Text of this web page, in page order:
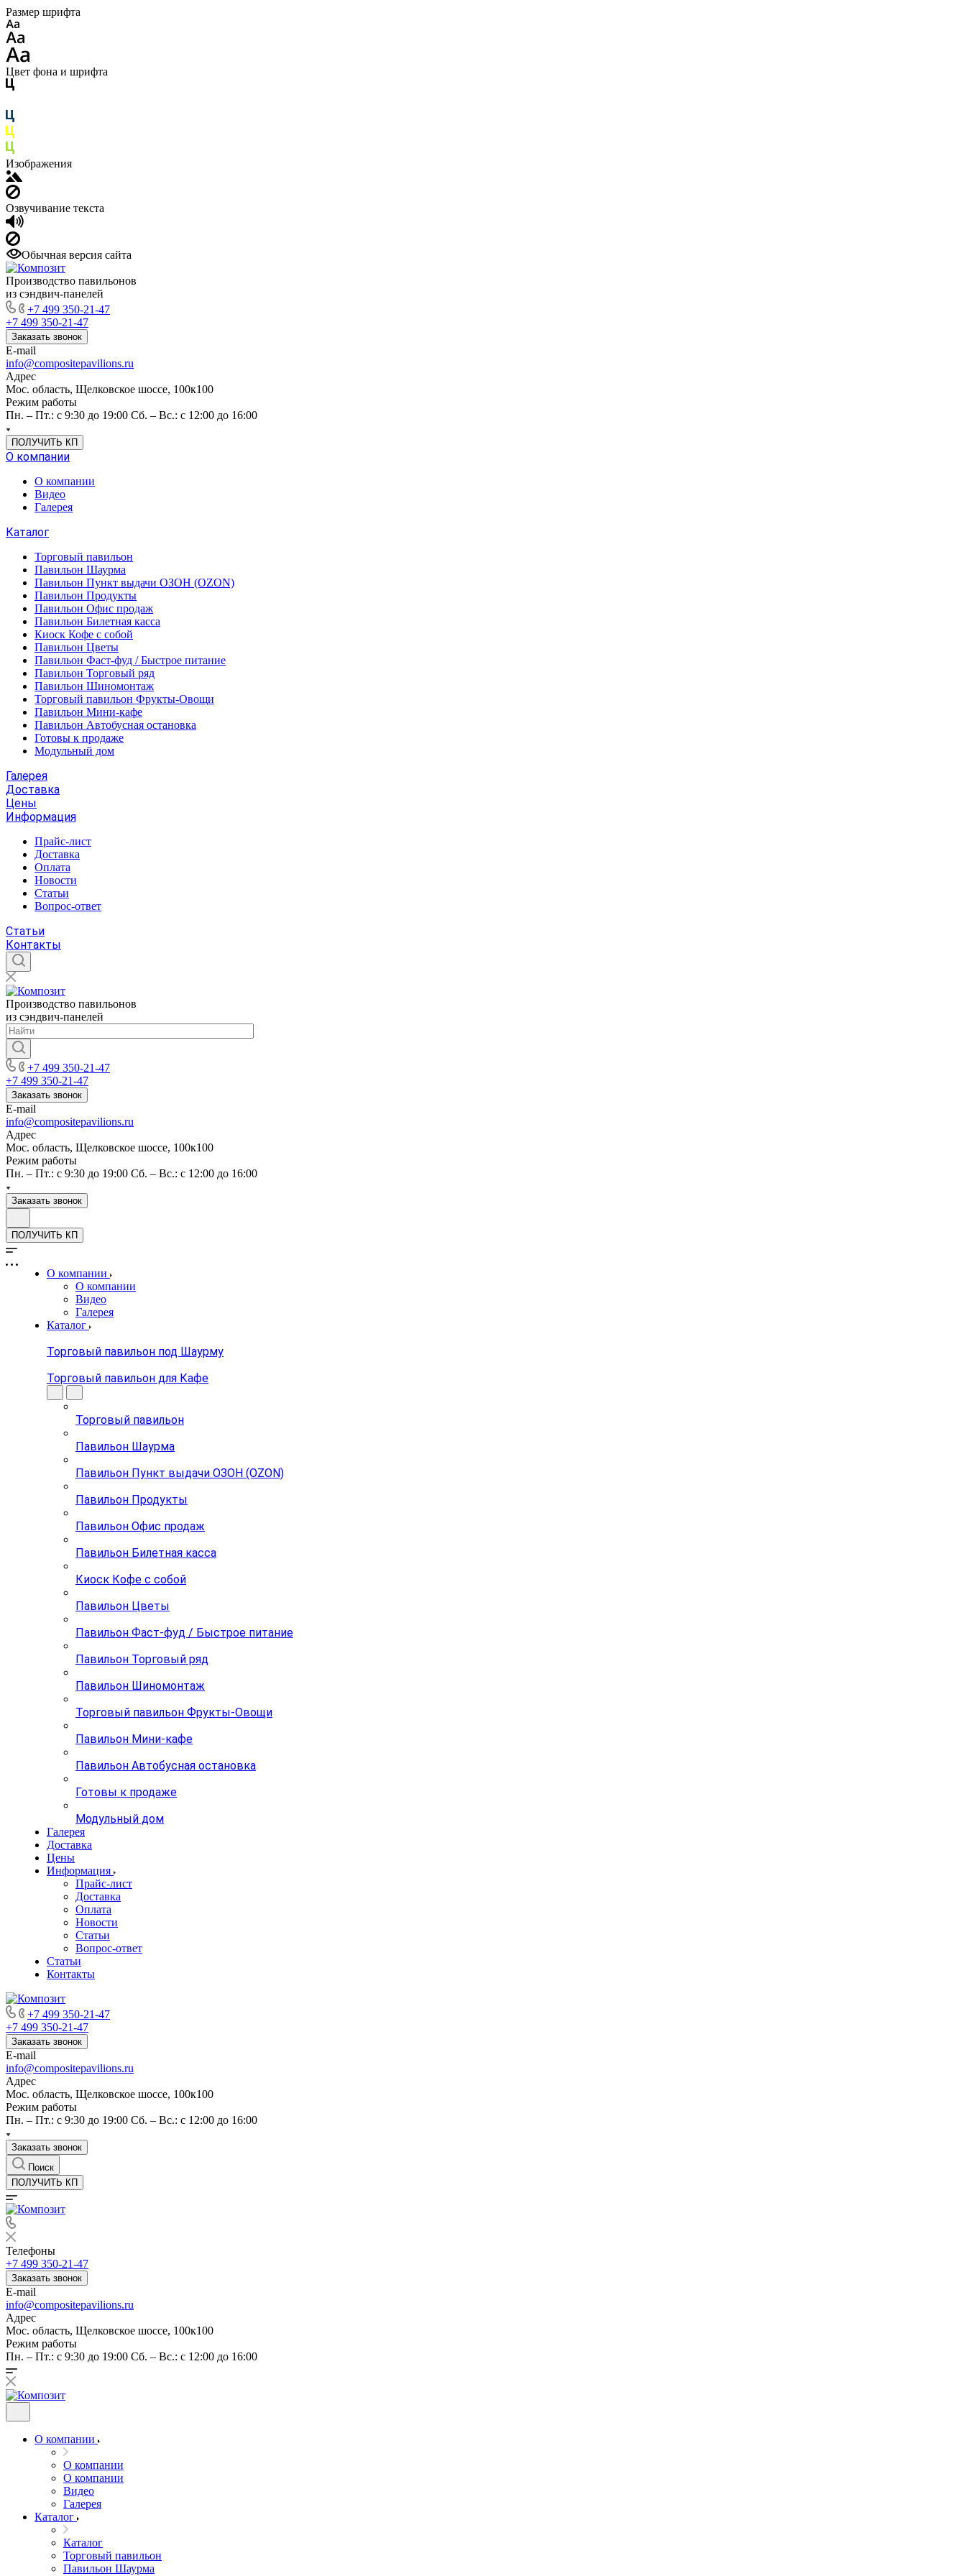
Размер шрифта
Цвет фона и шрифта
Изображения
Озвучивание текста
Обычная версия сайта
Производство павильонов
из сэндвич-панелей
+7 499 350-21-47
+7 499 350-21-47
Заказать звонок
E-mail
info@compositepavilions.ru
Адрес
Мос. область, Щелковское шоссе, 100к100
Режим работы
Пн. – Пт.: с 9:30 до 19:00 Сб. – Вс.: с 12:00 до 16:00
ПОЛУЧИТЬ КП
О компании
О компании
Видео
Галерея
Каталог
Торговый павильон
Павильон Шаурма
Павильон Пункт выдачи ОЗОН (OZON)
Павильон Продукты
Павильон Офис продаж
Павильон Билетная касса
Киоск Кофе с собой
Павильон Цветы
Павильон Фаст-фуд / Быстрое питание
Павильон Торговый ряд
Павильон Шиномонтаж
Торговый павильон Фрукты-Овощи
Павильон Мини-кафе
Павильон Автобусная остановка
Готовы к продаже
Модульный дом
Галерея
Доставка
Цены
Информация
Прайс-лист
Доставка
Оплата
Новости
Статьи
Вопрос-ответ
Статьи
Контакты
Производство павильонов
из сэндвич-панелей
+7 499 350-21-47
+7 499 350-21-47
Заказать звонок
E-mail
info@compositepavilions.ru
Адрес
Мос. область, Щелковское шоссе, 100к100
Режим работы
Пн. – Пт.: с 9:30 до 19:00 Сб. – Вс.: с 12:00 до 16:00
Заказать звонок
ПОЛУЧИТЬ КП
О компании
О компании
Видео
Галерея
Каталог
Торговый павильон под Шаурму
Торговый павильон для Кафе
Торговый павильон
Павильон Шаурма
Павильон Пункт выдачи ОЗОН (OZON)
Павильон Продукты
Павильон Офис продаж
Павильон Билетная касса
Киоск Кофе с собой
Павильон Цветы
Павильон Фаст-фуд / Быстрое питание
Павильон Торговый ряд
Павильон Шиномонтаж
Торговый павильон Фрукты-Овощи
Павильон Мини-кафе
Павильон Автобусная остановка
Готовы к продаже
Модульный дом
Галерея
Доставка
Цены
Информация
Прайс-лист
Доставка
Оплата
Новости
Статьи
Вопрос-ответ
Статьи
Контакты
+7 499 350-21-47
+7 499 350-21-47
Заказать звонок
E-mail
info@compositepavilions.ru
Адрес
Мос. область, Щелковское шоссе, 100к100
Режим работы
Пн. – Пт.: с 9:30 до 19:00 Сб. – Вс.: с 12:00 до 16:00
Заказать звонок
Поиск
ПОЛУЧИТЬ КП
Телефоны
+7 499 350-21-47
Заказать звонок
E-mail
info@compositepavilions.ru
Адрес
Мос. область, Щелковское шоссе, 100к100
Режим работы
Пн. – Пт.: с 9:30 до 19:00 Сб. – Вс.: с 12:00 до 16:00
О компании
О компании
О компании
Видео
Галерея
Каталог
Каталог
Торговый павильон
Павильон Шаурма